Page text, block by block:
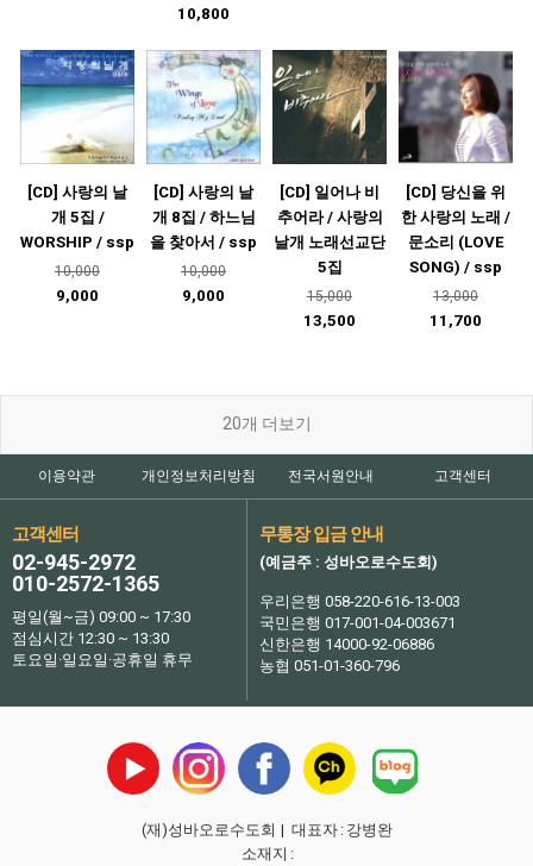
10,800
[CD] 사랑의 날
개 5집 /
WORSHIP / ssp
10,000
9,000
[CD] 사랑의 날
개 8집 / 하느님
을 찾아서 / ssp
10,000
9,000
[CD] 일어나 비
추어라 / 사랑의
날개 노래선교단
5집
15,000
13,500
[CD] 당신을 위
한 사랑의 노래 /
문소리 (LOVE
SONG) / ssp
13,000
11,700
20개 더보기
이용약관 개인정보처리방침 전국서원안내 고객센터
고객센터
02-945-2972
010-2572-1365
평일(월~금) 09:00 ~ 17:30
점심시간 12:30 ~ 13:30
토요일·일요일·공휴일 휴무
무통장 입금 안내
(예금주 : 성바오로수도회)
우리은행 058-220-616-13-003
국민은행 017-001-04-003671
신한은행 14000-92-06886
농협 051-01-360-796
(재)성바오로수도회 | 대표자 : 강병완
소재지 :